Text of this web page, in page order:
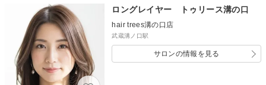
ロングレイヤー トゥリース溝の口
hair trees溝の口店
武蔵溝ノ口駅
サロンの情報を見る